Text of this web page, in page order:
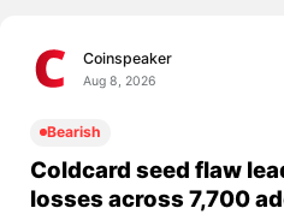
Coinspeaker
Aug 8, 2026
Bearish
Coldcard seed flaw
losses across 7,700